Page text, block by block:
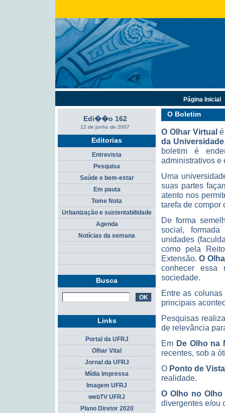
O Boletim
O Olhar Virtualé
da Universidade
boletim é
administrativos e
Uma
suas partes
atento nos
tarefa de compor
De forma
social,
unidades
como pela
Extensão.O
conhecer essa
sociedade.
Entre as
principais
Pesquisas
de relevância
Em De Olhona
recentes, sob a
O Ponto de Vista
realidade.
O Olho no Olho
divergentes e/ou
Edi��o 162
12 de junho de 2007
Editorias
Entrevista
Pesquisa
Saúde e bem-estar
Em pauta
Tome Nota
Urbanização e sustentabilidade
Agenda
Notícias da semana
Busca
Página Inicial
Links
Portal da UFRJ
Olhar Vital
Jornal da UFRJ
Mídia Impressa
Imagem UFRJ
webTV UFRJ
Plano Diretor 2020